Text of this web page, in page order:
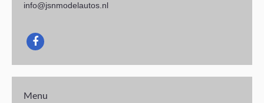
info@jsnmodelautos.nl
Menu